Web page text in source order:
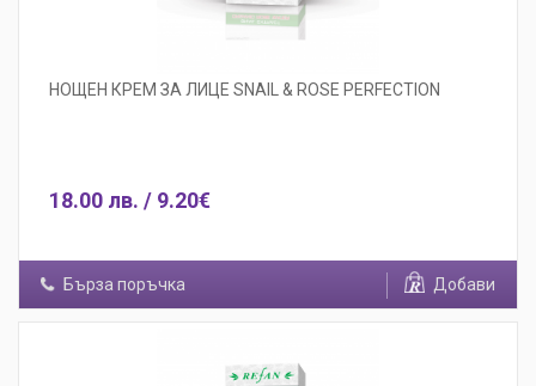
НОЩЕН КРЕМ ЗА ЛИЦЕ SNAIL & ROSE PERFECTION
18.00 лв. / 9.20€
Бърза поръчка Добави